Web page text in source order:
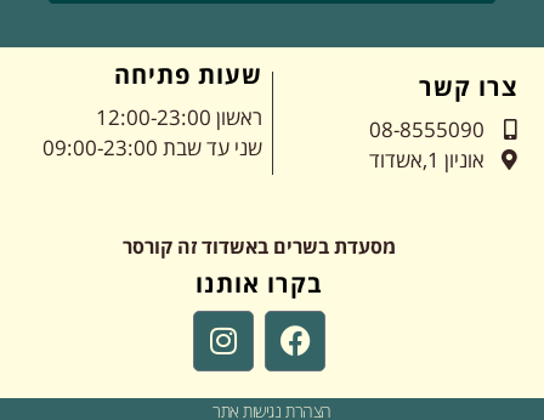
צרו קשר
08-8555090
אוניון 1,אשדוד
שעות פתיחה
ראשון 12:00-23:00
שני עד שבת 09:00-23:00
מסעדת בשרים באשדוד זה קורסר
בקרו אותנו
הצהרת נגישות אתר